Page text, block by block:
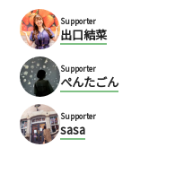
Supporter
出口結菜
Supporter
ぺんたごん
Supporter
sasa